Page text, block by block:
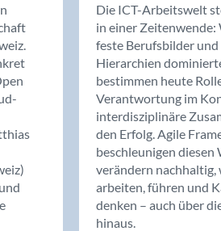
Benken (SG)
Bergdietikon
Bern - Liebefeld
Die ICT-Arbeitswelt
in einer Zeitenwende:
feste Berufsbilder und
Hierarchien
bestimmen heute
Verantwortung im
interdisziplinäre
den Erfolg. Agile
beschleunigen diesen
verändern nachhaltig,
arbeiten, führen und
denken – auch über
hinaus.